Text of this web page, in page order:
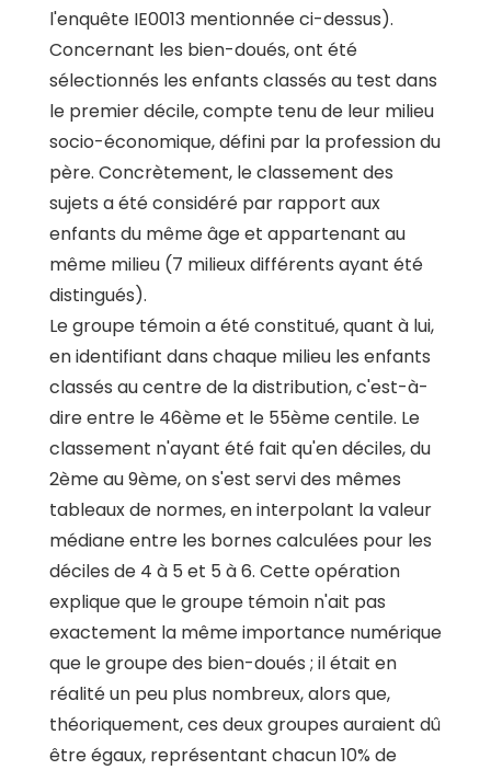
l'enquête IE0013 mentionnée ci-dessus).
Concernant les bien-doués, ont été
sélectionnés les enfants classés au test dans
le premier décile, compte tenu de leur milieu
socio-économique, défini par la profession du
père. Concrètement, le classement des
sujets a été considéré par rapport aux
enfants du même âge et appartenant au
même milieu (7 milieux différents ayant été
distingués).
Le groupe témoin a été constitué, quant à lui,
en identifiant dans chaque milieu les enfants
classés au centre de la distribution, c'est-à-
dire entre le 46ème et le 55ème centile. Le
classement n'ayant été fait qu'en déciles, du
2ème au 9ème, on s'est servi des mêmes
tableaux de normes, en interpolant la valeur
médiane entre les bornes calculées pour les
déciles de 4 à 5 et 5 à 6. Cette opération
explique que le groupe témoin n'ait pas
exactement la même importance numérique
que le groupe des bien-doués ; il était en
réalité un peu plus nombreux, alors que,
théoriquement, ces deux groupes auraient dû
être égaux, représentant chacun 10% de